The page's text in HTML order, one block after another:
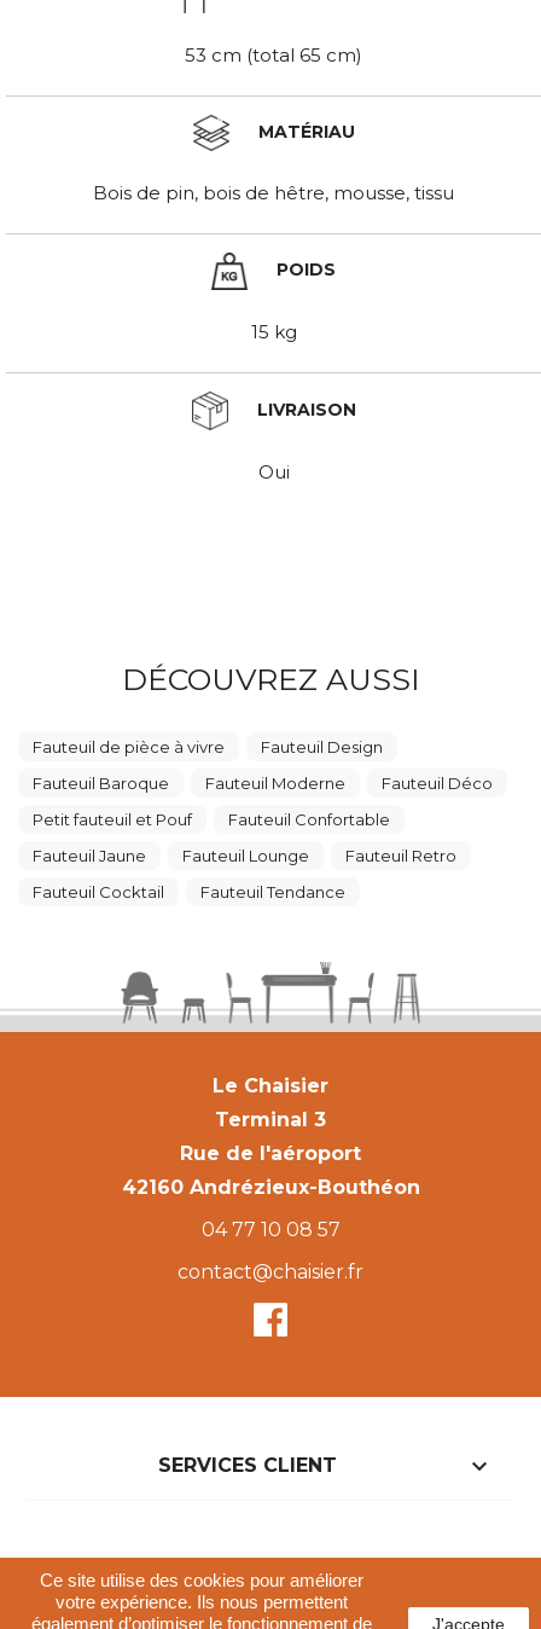
53 cm (total 65 cm)
MATÉRIAU
Bois de pin, bois de hêtre, mousse, tissu
POIDS
15 kg
LIVRAISON
Oui
DÉCOUVREZ AUSSI
Fauteuil de pièce à vivre
Fauteuil Design
Fauteuil Baroque
Fauteuil Moderne
Fauteuil Déco
Petit fauteuil et Pouf
Fauteuil Confortable
Fauteuil Jaune
Fauteuil Lounge
Fauteuil Retro
Fauteuil Cocktail
Fauteuil Tendance
Le Chaisier
Terminal 3
Rue de l'aéroport
42160 Andrézieux-Bouthéon
04 77 10 08 57
contact@chaisier.fr
SERVICES CLIENT 
NOTRE BOUTIQUE
Ce site utilise des cookies pour améliorer
votre expérience. Ils nous permettent
également d’optimiser le fonctionnement de
J'accepte